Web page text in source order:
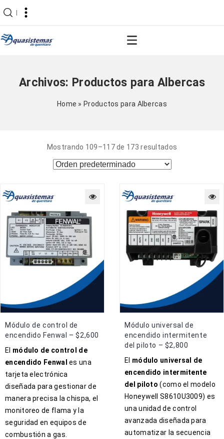
|
Archivos: Productos para Albercas
Home » Productos para Albercas
Mostrando 109–117 de 173 resultados
Módulo de control de
encendido Fenwal – $2,600
El módulo de control de
encendido Fenwal es una
tarjeta electrónica
diseñada para gestionar de
manera precisa la chispa, el
monitoreo de flama y la
seguridad en equipos de
combustión a gas.
Módulo universal de
encendido intermitente
del piloto – $2,800
El módulo universal de
encendido intermitente
del piloto (como el modelo
Honeywell S8610U3009) es
una unidad de control
avanzada diseñada para
automatizar la secuencia